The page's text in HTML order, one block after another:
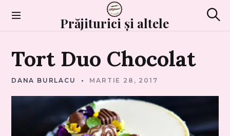
Prăjiturici și altele
O
T
R
I
Tort Duo Chocolat
DANA BURLACU MARTIE 28, 2017